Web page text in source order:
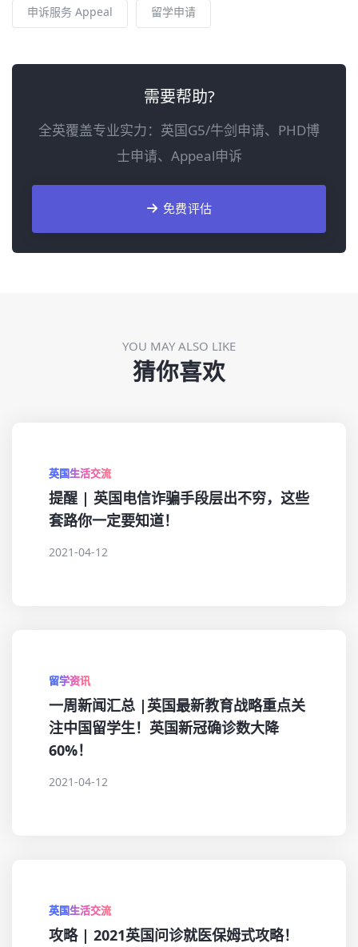
申诉服务 Appeal 留学申请
需要帮助?
全英覆盖专业实力：英国G5/牛剑申请、PHD博
士申请、Appeal申诉
免费评估
YOU MAY ALSO LIKE
猜你喜欢
英国生活交流
提醒 | 英国电信诈骗手段层出不穷，这些
套路你一定要知道！
2021-04-12
留学资讯
一周新闻汇总 |英国最新教育战略重点关
注中国留学生！英国新冠确诊数大降
60%！
2021-04-12
英国生活交流
攻略 | 2021英国问诊就医保姆式攻略！